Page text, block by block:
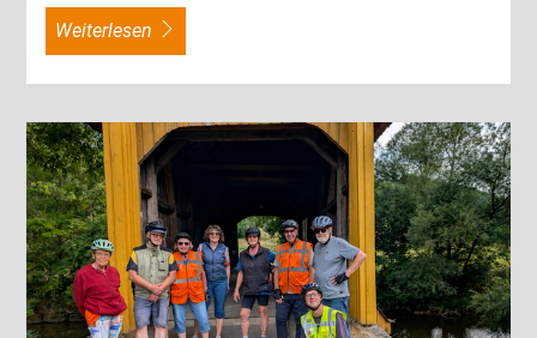
weiterlesen